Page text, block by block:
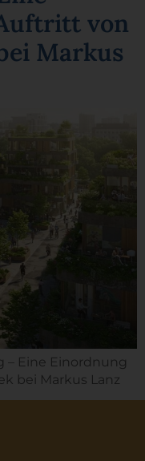
von
Markus
– Eine Einordnung
bei Markus Lanz